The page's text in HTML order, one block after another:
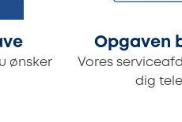
ønsker
Opgaven
Vores
dig